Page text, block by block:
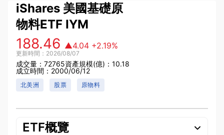
iShares 美國基礎原
物料ETF IYM
188.46 ▲4.04 +2.19%
更新時間：2026/08/07
成交量：72765資產規模(億)：10.18
成立時間：2000/06/12
北美洲 股票 原物料
ETF概覽